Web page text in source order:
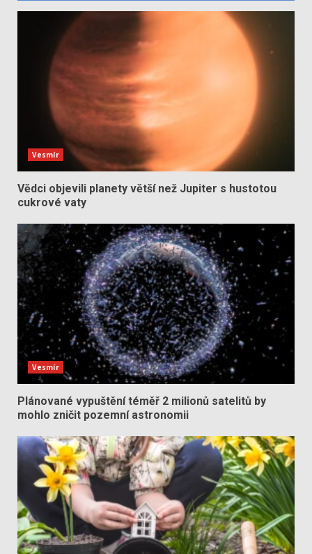
Vesmír
Vědci objevili planety větší než Jupiter s hustotou
cukrové vaty
Vesmír
Plánované vypuštění téměř 2 milionů satelitů by
mohlo zničit pozemní astronomii